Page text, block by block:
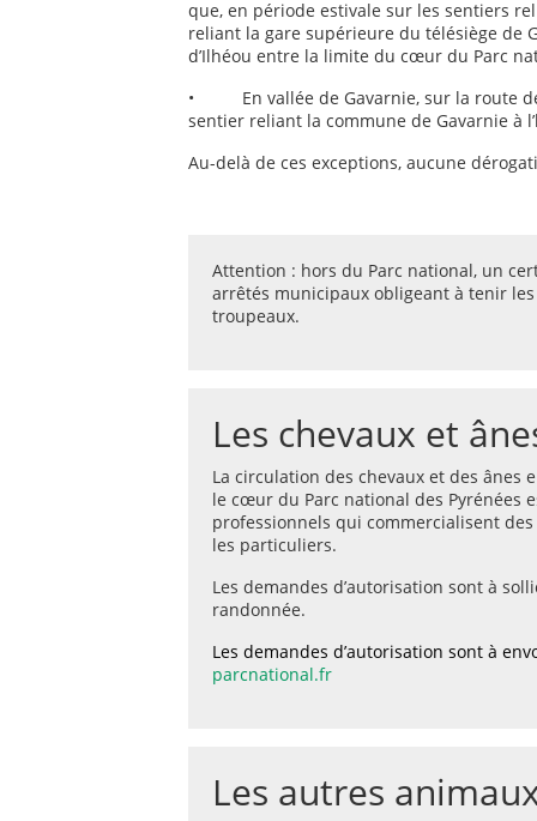
que, en période estivale sur les sentiers
reliant la gare supérieure du télésiège de
d’Ilhéou entre la limite du cœur du Parc
• En vallée de Gavarnie, sur la route
sentier reliant la commune de Gavarnie à
Au-delà de ces exceptions, aucune
Attention : hors du Parc national, un
arrêtés municipaux obligeant à tenir
troupeaux.
Les chevaux et
La circulation des chevaux et des ânes
le cœur du Parc national des Pyrénées
professionnels qui commercialisent
les particuliers.
Les demandes d’autorisation sont à
randonnée.
Les demandes d’autorisation sont à
parcnational.fr
Les autres